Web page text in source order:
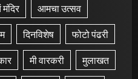
आमचा उत्सव
दिनविशेष फोटो पंढरी
मी वारकरी मुलाखत